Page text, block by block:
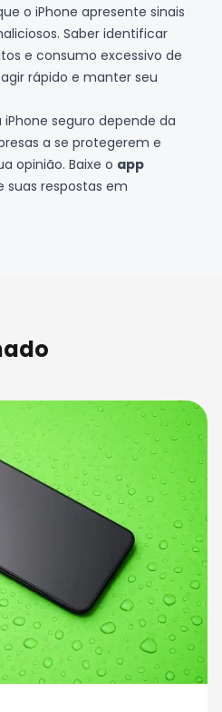
o iPhone apresente sinais
Saber identificar
e consumo excessivo de
rápido e manter seu
seguro depende da
a se protegerem e
opinião. Baixe o app
suas respostas em